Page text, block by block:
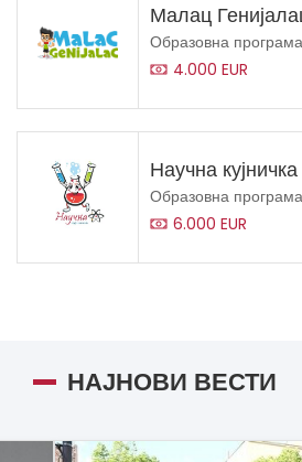
Малац
Образовна
4.000 EUR
Научна кујничка
Образовна
6.000 EUR
НАЈНОВИ ВЕСТИ